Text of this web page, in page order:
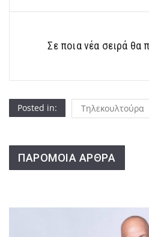
Σε ποια νέα σειρά θα
Posted in: Τηλεκουλτούρα
ΠΑΡΟΜΟΙΑ ΑΡΘΡΑ